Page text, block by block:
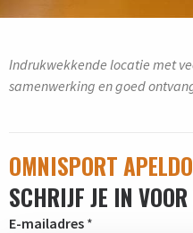
Indrukwekkende locatie met
samenwerking en goed
OMNISPORT
SCHRIJF JE IN
E-mailadres *